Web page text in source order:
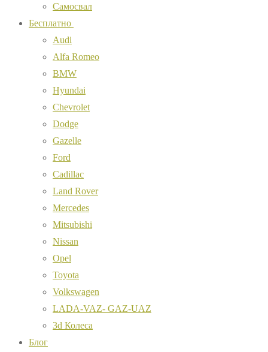
Самосвал
Бесплатно
Audi
Alfa Romeo
BMW
Hyundai
Chevrolet
Dodge
Gazelle
Ford
Cadillac
Land Rover
Mercedes
Mitsubishi
Nissan
Opel
Toyota
Volkswagen
LADA-VAZ- GAZ-UAZ
3d Колеса
Блог